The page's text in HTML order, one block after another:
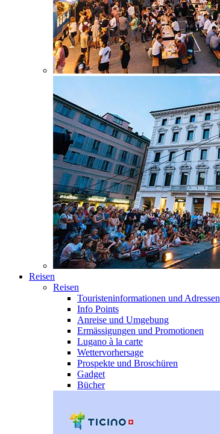
Reisen
Reisen
Touristeninformationen und Adressen
Info Points
Anreise und Umgebung
Ermässigungen und Promotionen
Lugano à la carte
Wettervorhersage
Prospekte und Broschüren
Gadget
Bücher